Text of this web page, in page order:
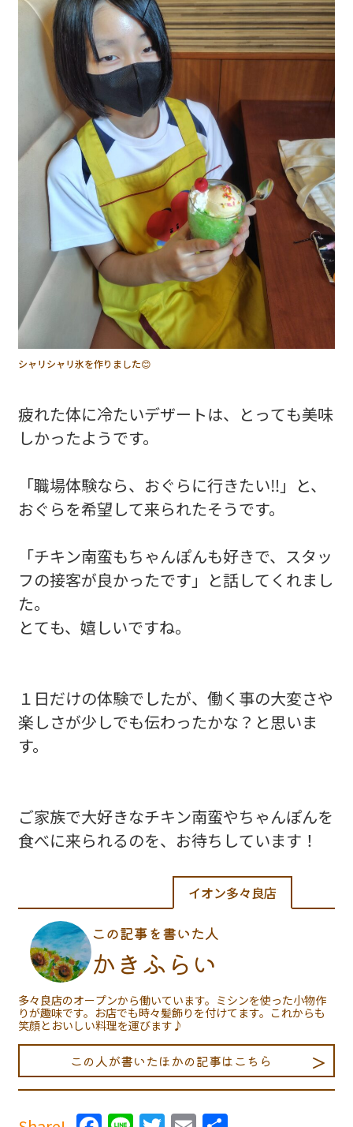
シャリシャリ氷を作りました😊
疲れた体に冷たいデザートは、とっても美味
しかったようです。
「職場体験なら、おぐらに行きたい‼️」と、
おぐらを希望して来られたそうです。
「チキン南蛮もちゃんぽんも好きで、スタッ
フの接客が良かったです」と話してくれまし
た。
とても、嬉しいですね。
１日だけの体験でしたが、働く事の大変さや
楽しさが少しでも伝わったかな？と思いま
す。
ご家族で大好きなチキン南蛮やちゃんぽんを
食べに来られるのを、お待ちしています！
イオン多々良店
この記事を書いた人
かきふらい
多々良店のオープンから働いています。ミシンを使った小物作
りが趣味です。お店でも時々髪飾りを付けてます。これからも
笑顔とおいしい料理を運びます♪
この人が書いたほかの記事はこちら